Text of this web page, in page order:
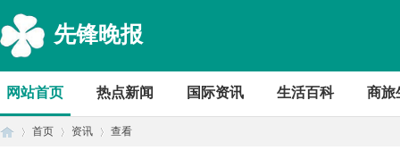
先锋晚报
网站首页 热点新闻 国际资讯 生活百科 商旅
首页 资讯 查看